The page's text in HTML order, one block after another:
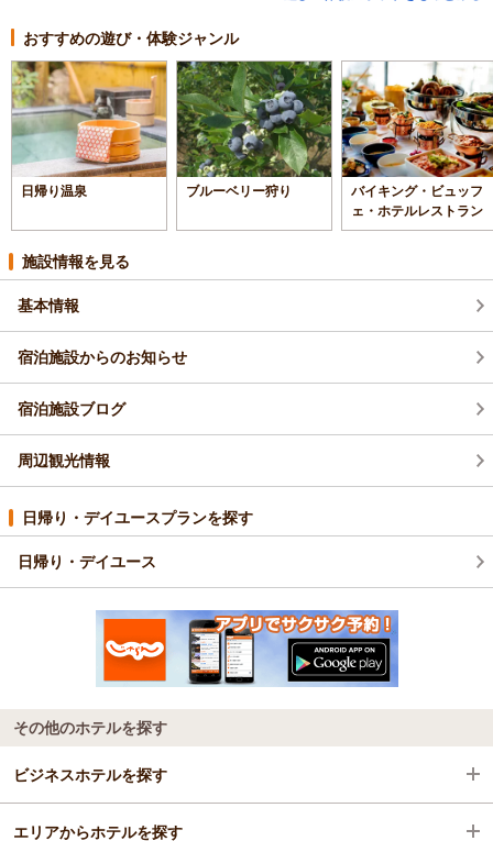
おすすめの遊び・体験ジャンル
日帰り温泉 ブルーベリー狩り
バイキング・ビュッフ
ェ・ホテルレストラン
施設情報を見る
基本情報
宿泊施設からのお知らせ
宿泊施設ブログ
周辺観光情報
日帰り・デイユースプランを探す
日帰り・デイユース
その他のホテルを探す
ビジネスホテルを探す
神奈川県
エリアからホテルを探す